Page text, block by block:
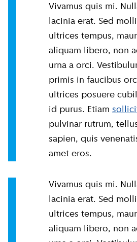
Vivamus quis mi.
lacinia erat. Sed
ultrices tempus,
aliquam libero, non
urna a orci.
primis in faucibus
ultrices posuere
id purus. Etiam
pulvinar rutrum,
sapien, quis
amet eros.
Vivamus quis mi.
lacinia erat. Sed
ultrices tempus,
aliquam libero, non